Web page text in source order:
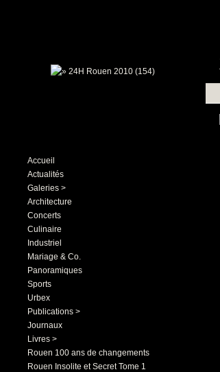
Accueil
Actualités
Galeries >
Architecture
Concerts
Culinaire
Industriel
Mariage & Co.
Panoramiques
Sports
Urbex
Publications >
Journaux
Livres >
Rouen 100 ans de changements
Rouen Insolite et Secret Tome 1